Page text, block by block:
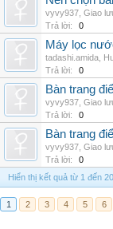
vyvy937 Giao
Trả lời:
0
Máy lọc
tadashi.amida
Trả lời:
0
Bàn trang
vyvy937 Giao
Trả lời:
0
Bàn trang
vyvy937 Giao
Trả lời:
0
Hiển thị kết quả từ 1 đến
1 2 3 4 5 6